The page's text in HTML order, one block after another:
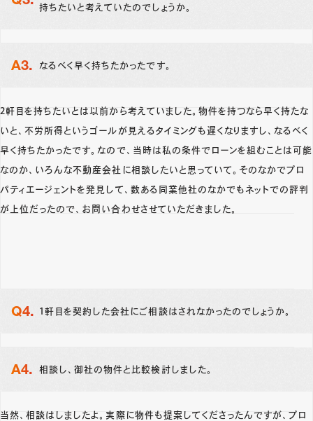
持ちたいと考えていたのでしょうか。
なるべく早く持ちたかったです。
2軒目を持ちたいとは以前から考えていました。物件を持つなら早く持たな
いと、不労所得というゴールが見えるタイミングも遅くなりますし、なるべく
早く持ちたかったです。なので、当時は私の条件でローンを組むことは可能
なのか、いろんな不動産会社に相談したいと思っていて。そのなかでプロ
パティエージェントを発見して、数ある同業他社のなかでもネットでの評判
が上位だったので、お問い合わせさせていただきました。
1軒目を契約した会社にご相談はされなかったのでしょうか。
相談し、御社の物件と比較検討しました。
当然、相談はしましたよ。実際に物件も提案してくださったんですが、プロ